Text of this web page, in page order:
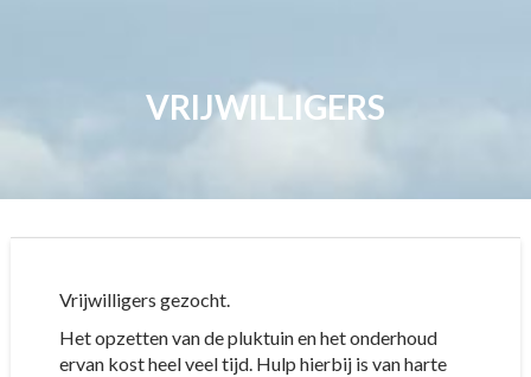
VRIJWILLIGERS
Vrijwilligers gezocht.
Het opzetten van de pluktuin en het onderhoud
ervan kost heel veel tijd. Hulp hierbij is van harte